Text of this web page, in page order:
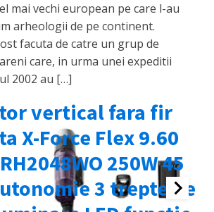
mai vechi european pe care l-au
arheologii de pe continent.
facuta de catre un grup de
care, in urma unei expeditii
2002 au […]